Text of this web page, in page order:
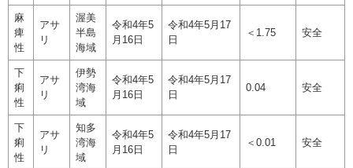
麻
痺
性
アサ
リ
渥美
半島
海域
令和4年5
月16日
令和4年5月17
日
​＜1.75 安全
下
痢
性
アサ
リ
伊勢
湾海
域
令和4年5
月16日
令和4年5月17
日
0.04 安全
下
痢
性
アサ
リ
知多
湾海
域
令和4年5
月16日
令和4年5月17
日
＜0.01 安全